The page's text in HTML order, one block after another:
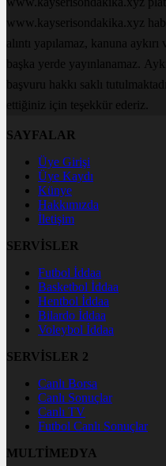
www.kayserisondakika.xyz
alıntı yapılamaz, kanuna
başka yerde yayınlanamaz.
başvuru hakkı saklı
ettiğiniz için teşekkür ederiz.
SAYFALAR
Üye Girişi
Üye Kaydı
Künye
Hakkımızda
İletişim
SERVİSLER
Futbol İddaa
Basketbol İddaa
Hentbol İddaa
Bilardo İddaa
Voleybol İddaa
SERVİSLER 2
Canlı Borsa
Canlı Sonuçlar
Canlı TV
Futbol Canlı Sonuçlar
MULTİMEDYA